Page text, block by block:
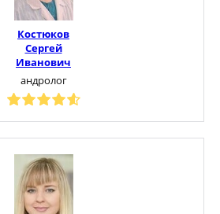
Костюков
Сергей
Иванович
андролог